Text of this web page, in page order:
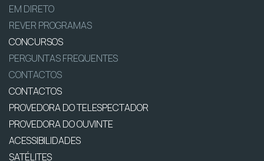
EM DIRETO
REVER PROGRAMAS
CONCURSOS
PERGUNTAS FREQUENTES
CONTACTOS
CONTACTOS
PROVEDORA DO TELESPECTADOR
PROVEDORA DO OUVINTE
ACESSIBILIDADES
SATÉLITES